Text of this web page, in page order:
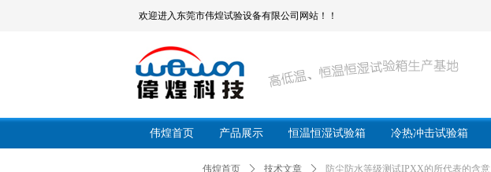
欢迎进入东莞市伟煌试验设备有限公司网站！！
伟煌首页 产品展示 恒温恒湿试验箱 冷热冲击试验箱
伟煌首页 ꄲ 技术文章 ꄲ 防尘防水等级测试IPXX的所代表的含意